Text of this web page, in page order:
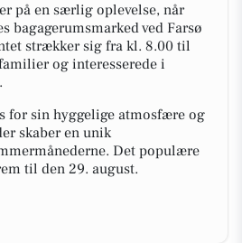
på en særlig oplevelse, når
bagagerumsmarked ved Farsø
strækker sig fra kl. 8.00 til
og interesserede i
for sin hyggelige atmosfære og
skaber en unik
Det populære
til den 29. august.